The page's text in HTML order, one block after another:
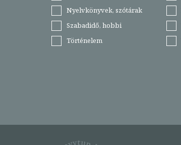
Nyelvkönyvek, szótárak
Szabadidő, hobbi
Történelem